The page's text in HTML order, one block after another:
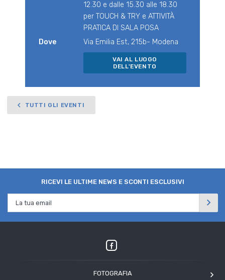
12.30 e dalle 15.30 alle 18.30
per TOUCH & TRY e ATTIVITÀ
PRATICA DI SALA POSA
Dove
Via Emilia Est, 215b- Modena
VAI AL LUOGO
DELL'EVENTO
TUTTI GLI EVENTI
RICEVI LE ULTIME NEWS E SCONTI ESCLUSIVI
FOTOGRAFIA